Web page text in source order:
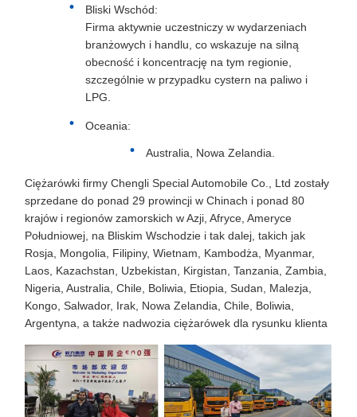
Bliski Wschód:
Firma aktywnie uczestniczy w wydarzeniach
branżowych i handlu, co wskazuje na silną
obecność i koncentrację na tym regionie,
szczególnie w przypadku cystern na paliwo i
LPG.
Oceania:
Australia, Nowa Zelandia.
Ciężarówki firmy Chengli Special Automobile Co., Ltd zostały
sprzedane do ponad 29 prowincji w Chinach i ponad 80
krajów i regionów zamorskich w Azji, Afryce, Ameryce
Południowej, na Bliskim Wschodzie i tak dalej, takich jak
Rosja, Mongolia, Filipiny, Wietnam, Kambodża, Myanmar,
Laos, Kazachstan, Uzbekistan, Kirgistan, Tanzania, Zambia,
Nigeria, Australia, Chile, Boliwia, Etiopia, Sudan, Malezja,
Kongo, Salwador, Irak, Nowa Zelandia, Chile, Boliwia,
Argentyna, a także nadwozia ciężarówek dla rysunku klienta